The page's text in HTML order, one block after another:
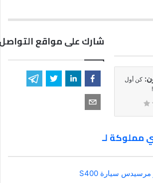
كن أول
شارك على مواقع
مملوكة لـ